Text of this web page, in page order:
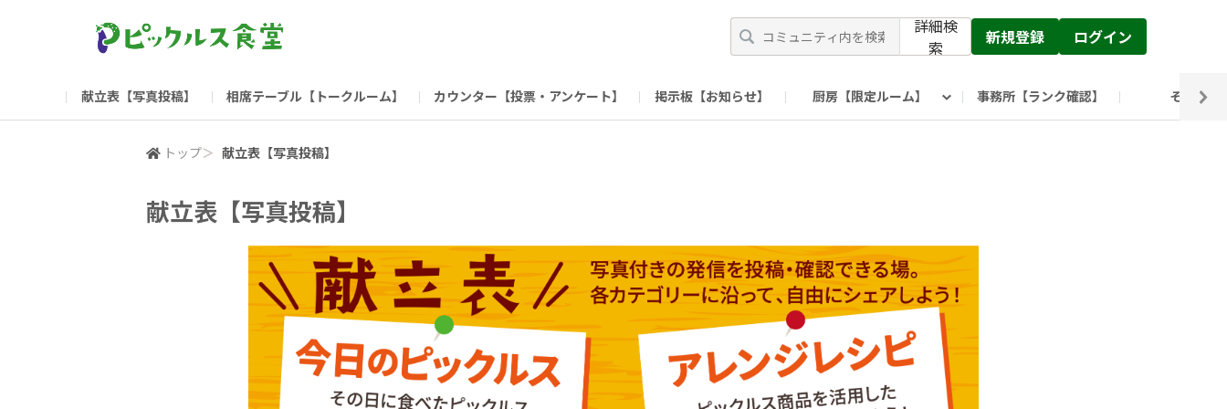
詳細検
索
新規登録 ログイン
献立表【写真投稿】 相席テーブル【トークルーム】 カウンター【投票・アンケート】 掲示板【お知らせ】 厨房【限定ルーム】
食堂委員会（コアメンバー限定）
事務所【ランク確認】 その他
新入社員の方へ（ご利用ガイド）
（リンク）ご飯がススム ブランドサイト
トップ＞ 献立表【写真投稿】
献立表【写真投稿】